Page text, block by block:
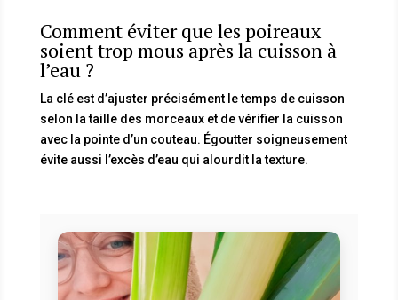
Comment éviter que les poireaux
soient trop mous après la cuisson à
l’eau ?
La clé est d’ajuster précisément le temps de cuisson
selon la taille des morceaux et de vérifier la cuisson
avec la pointe d’un couteau. Égoutter soigneusement
évite aussi l’excès d’eau qui alourdit la texture.